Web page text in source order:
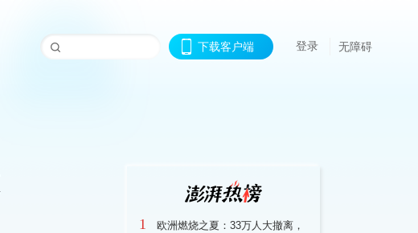
下载客户端 登录 无障碍
1
欧洲燃烧之夏：33万人大撤离，